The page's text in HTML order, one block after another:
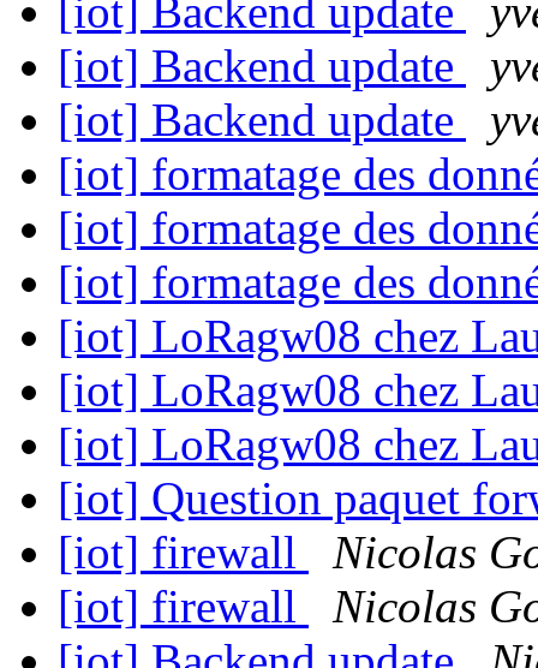
[iot] Backend update
[iot] Backend update
[iot] Backend update
[iot] formatage des
[iot] formatage des
[iot] formatage des
[iot] LoRagw08 chez
[iot] LoRagw08 chez
[iot] LoRagw08 chez
[iot] Question paquet
[iot] firewall
Nicolas
[iot] firewall
Nicolas